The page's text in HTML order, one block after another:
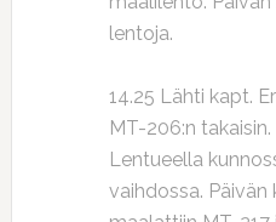
lentoja.
14.25 Lähti kapt.
MT-206:n
Lentueella
vaihdossa. Päivän